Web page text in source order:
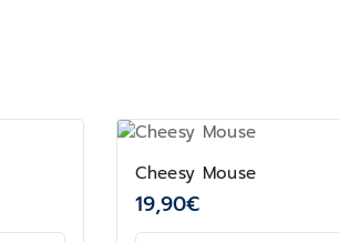
Cheesy Mouse
19,90€